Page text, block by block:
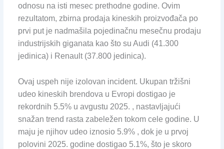
odnosu na isti mesec prethodne godine. Ovim
rezultatom, zbirna prodaja kineskih proizvođača po
prvi put je nadmašila pojedinačnu mesečnu prodaju
industrijskih giganata kao što su Audi (41.300
jedinica) i Renault (37.800 jedinica).
Ovaj uspeh nije izolovan incident. Ukupan tržišni
udeo kineskih brendova u Evropi dostigao je
rekordnih 5.5% u avgustu 2025. , nastavljajući
snažan trend rasta zabeležen tokom cele godine. U
maju je njihov udeo iznosio 5.9% , dok je u prvoj
polovini 2025. godine dostigao 5.1%, što je skoro